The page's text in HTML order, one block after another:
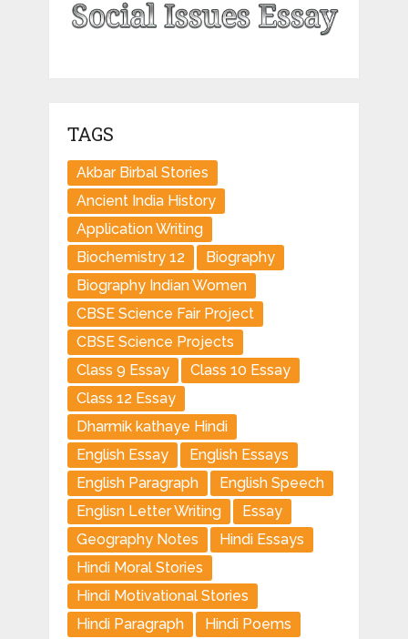
TAGS
Akbar Birbal Stories
Ancient India History
Application Writing
Biochemistry 12
Biography
Biography Indian Women
CBSE Science Fair Project
CBSE Science Projects
Class 9 Essay
Class 10 Essay
Class 12 Essay
Dharmik kathaye Hindi
English Essay
English Essays
English Paragraph
English Speech
Englisn Letter Writing
Essay
Geography Notes
Hindi Essays
Hindi Moral Stories
Hindi Motivational Stories
Hindi Paragraph
Hindi Poems